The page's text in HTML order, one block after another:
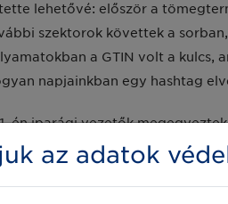
lehetővé: először a
szektorok követtek a
a GTIN volt a
napjainkban egy hashtag
én iparági vezetők
a termékek egységes
együttműködés, az innováció
az adatok